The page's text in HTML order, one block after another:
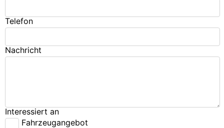
Tele­fon
Nach­richt
Inter­es­siert an
Fahr­zeug­an­ge­bot